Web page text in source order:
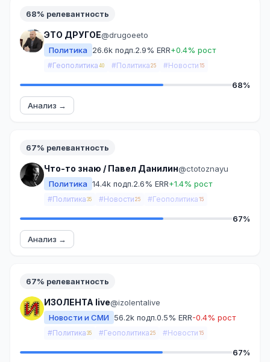
68% релевантность
ЭТО ДРУГОЕ@drugoeeto
Политика
26.6k подп.2.9% ERR+0.4% рост
#Геополитика 40 #Политика 25 #Новости 15
68%
Анализ →
67% релевантность
Что-то знаю / Павел Данилин@ctotoznayu
Политика 14.4k подп.2.6% ERR+1.4% рост
#Политика 35 #Новости 25 #Геополитика 15
67%
Анализ →
67% релевантность
ИЗОЛЕНТА live@izolentalive
Новости и СМИ
56.2k подп.0.5% ERR-0.4% рост
#Политика 35 #Геополитика 25 #Новости 15
67%